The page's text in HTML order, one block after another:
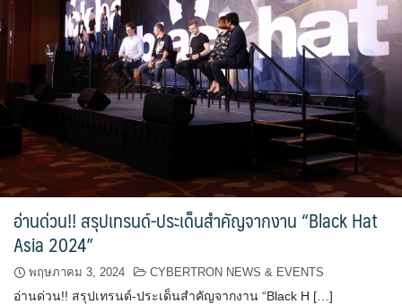
อ่านด่วน!! สรุปเทรนด์-ประเด็นสำคัญจากงาน “Black Hat
Asia 2024”
พฤษภาคม 3, 2024 CYBERTRON NEWS & EVENTS
อ่านด่วน!! สรุปเทรนด์-ประเด็นสำคัญจากงาน “Black H […]